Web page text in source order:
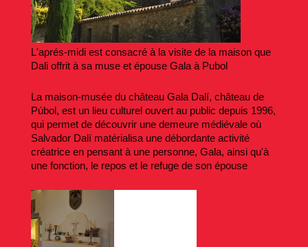
L'aprés-midi est consacré à la visite de la maison que
Dali offrit à sa muse et épouse Gala à Pubol
La maison-musée du château Gala Dalí, château de
Púbol, est un lieu culturel ouvert au public depuis 1996,
qui permet de découvrir une demeure médiévale où
Salvador Dalí matérialisa une débordante activité
créatrice en pensant à une personne, Gala, ainsi qu'à
une fonction, le repos et le refuge de son épouse